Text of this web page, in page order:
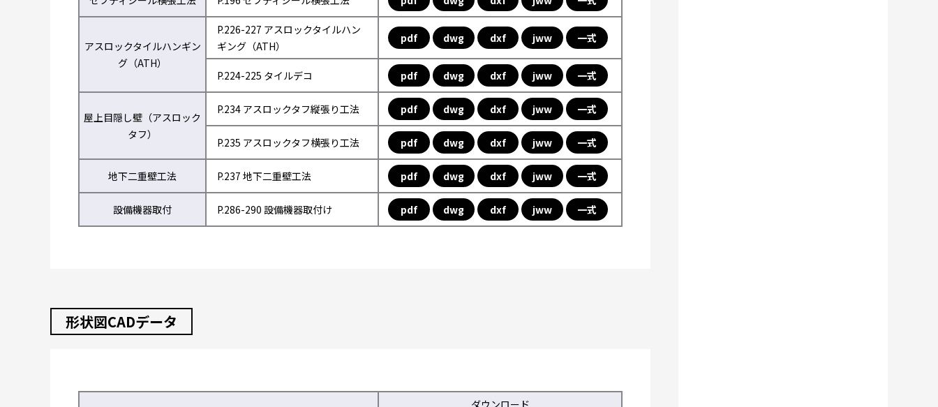
アスロックタイルハンギン
グ（ATH）
P.226-227 アスロックタイルハン
ギング（ATH）
pdf dwg dxf jww 一式
P.224-225 タイルデコ pdf dwg dxf jww 一式
屋上目隠し壁（アスロック
タフ）
P.234 アスロックタフ縦張り工法 pdf dwg dxf jww 一式
P.235 アスロックタフ横張り工法 pdf dwg dxf jww 一式
地下二重壁工法 P.237 地下二重壁工法 pdf dwg dxf jww 一式
設備機器取付 P.286-290 設備機器取付け pdf dwg dxf jww 一式
形状図CADデータ
ダウンロード